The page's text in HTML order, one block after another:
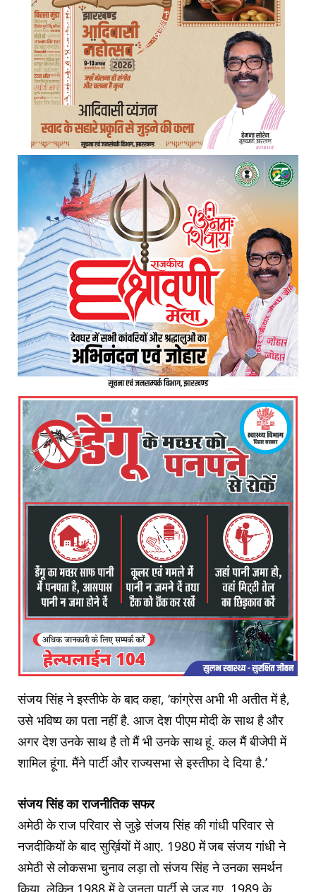
संजय सिंह ने इस्तीफे के बाद कहा, ‘कांग्रेस अभी भी अतीत में है,
उसे भविष्य का पता नहीं है. आज देश पीएम मोदी के साथ है और
अगर देश उनके साथ है तो मैं भी उनके साथ हूं. कल मैं बीजेपी में
शामिल हूंगा. मैंने पार्टी और राज्यसभा से इस्तीफा दे दिया है.’
संजय सिंह का राजनीतिक सफर
अमेठी के राज परिवार से जुड़े संजय सिंह की गांधी परिवार से
नजदीकियों के बाद सुर्ख़ियों में आए. 1980 में जब संजय गांधी ने
अमेठी से लोकसभा चुनाव लड़ा तो संजय सिंह ने उनका समर्थन
किया. लेकिन 1988 में वे जनता पार्टी से जुड़ गए. 1989 के